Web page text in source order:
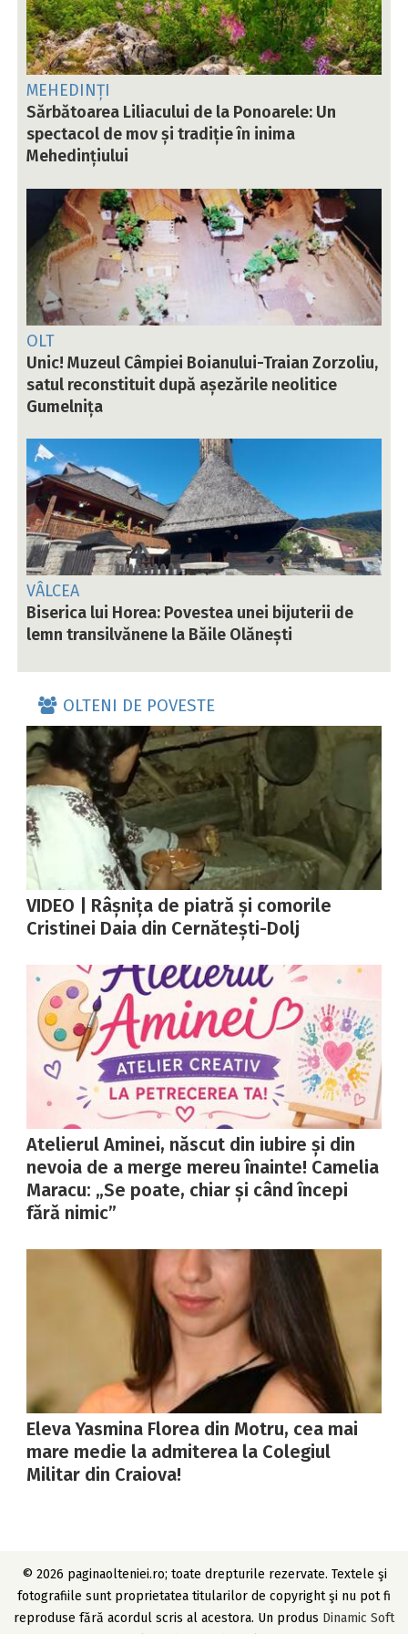
MEHEDINȚI
Sărbătoarea Liliacului de la Ponoarele: Un
spectacol de mov și tradiție în inima
Mehedințiului
OLT
Unic! Muzeul Câmpiei Boianului-Traian Zorzoliu,
satul reconstituit după așezările neolitice
Gumelnița
VÂLCEA
Biserica lui Horea: Povestea unei bijuterii de
lemn transilvănene la Băile Olănești
OLTENI DE POVESTE
VIDEO | Râșnița de piatră și comorile
Cristinei Daia din Cernătești-Dolj
Atelierul Aminei, născut din iubire și din
nevoia de a merge mereu înainte! Camelia
Maracu: „Se poate, chiar și când începi
fără nimic”
Eleva Yasmina Florea din Motru, cea mai
mare medie la admiterea la Colegiul
Militar din Craiova!
© 2026 paginaolteniei.ro; toate drepturile rezervate. Textele şi
fotografiile sunt proprietatea titularilor de copyright şi nu pot fi
reproduse fără acordul scris al acestora. Un produs Dinamic Soft